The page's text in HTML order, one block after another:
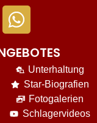
Unterhaltung
Star-Biografien
Fotogalerien
Schlagervideos